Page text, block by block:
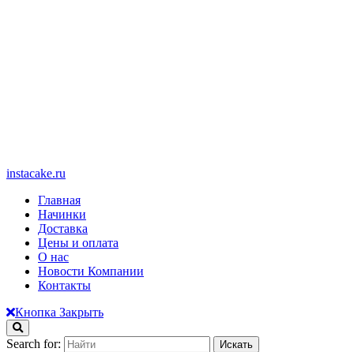
instacake.ru
Главная
Начинки
Доставка
Цены и оплата
О нас
Новости Компании
Контакты
Кнопка Закрыть
Search for: